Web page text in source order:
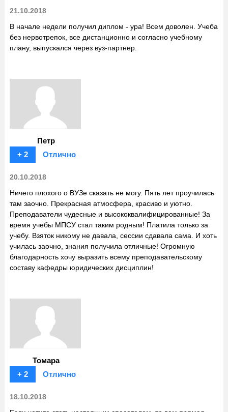
21.10.2018
В начале недели получил диплом - ура! Всем доволен. Учеба
без нервотрепок, все дистанционно и согласно учебному
плану, выпускался через вуз-партнер.
Петр
+ 2
Отлично
20.10.2018
Ничего плохого о ВУЗе сказать не могу. Пять лет проучилась
там заочно. Прекрасная атмосфера, красиво и уютно.
Преподаватели чудесные и высококвалифицированные! За
время учебы МПСУ стал таким родным! Платила только за
учебу. Взяток никому не давала, сессии сдавала сама. И хоть
училась заочно, знания получила отличные! Огромную
благодарность хочу выразить всему преподавательскому
составу кафедры юридических дисциплин!
Томара
+ 2
Отлично
18.10.2018